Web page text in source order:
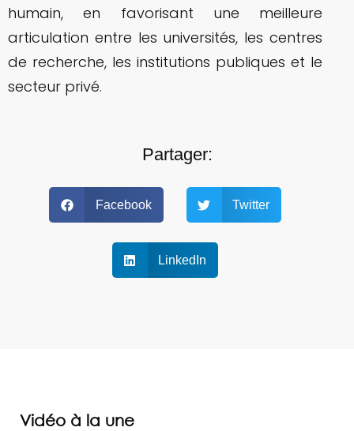
humain, en favorisant une meilleure
articulation entre les universités, les centres
de recherche, les institutions publiques et le
secteur privé.
Partager:
Facebook Twitter
LinkedIn
Vidéo à la une